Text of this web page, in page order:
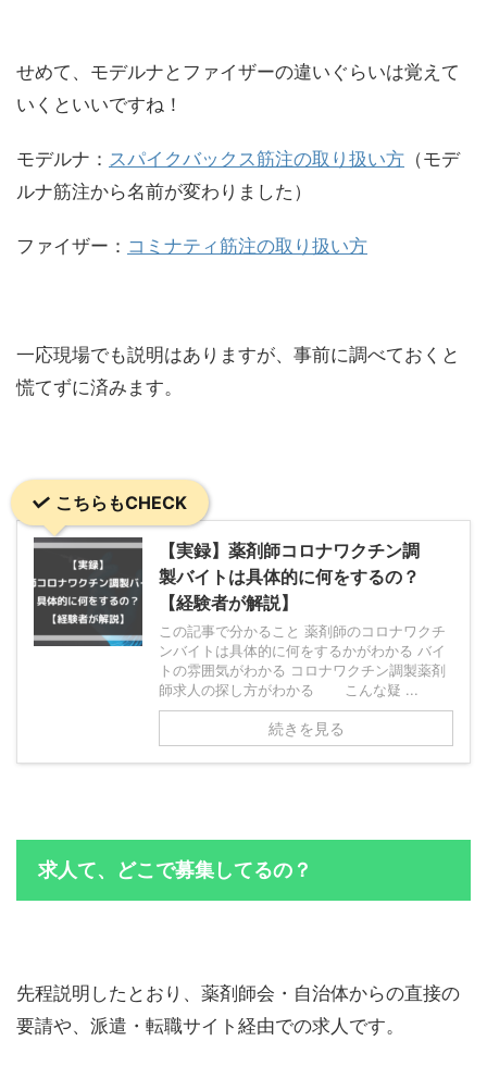
せめて、モデルナとファイザーの違いぐらいは覚えて
いくといいですね！
モデルナ： スパイクバックス筋注の取り扱い方 （モデ
ルナ筋注から名前が変わりました）
ファイザー： コミナティ筋注の取り扱い方
一応現場でも説明はありますが、事前に調べておくと
慌てずに済みます。
こちらもCHECK
【実録】薬剤師コロナワクチン調
製バイトは具体的に何をするの？
【経験者が解説】
この記事で分かること 薬剤師のコロナワクチ
ンバイトは具体的に何をするかがわかる バイ
トの雰囲気がわかる コロナワクチン調製薬剤
師求人の探し方がわかる こんな疑 ...
続きを見る
求人て、どこで募集してるの？
先程説明したとおり、薬剤師会・自治体からの直接の
要請や、派遣・転職サイト経由での求人です。